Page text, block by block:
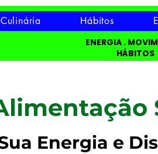
Culinária Hábitos
ENERGIA .
HÁBITOS
Energia e